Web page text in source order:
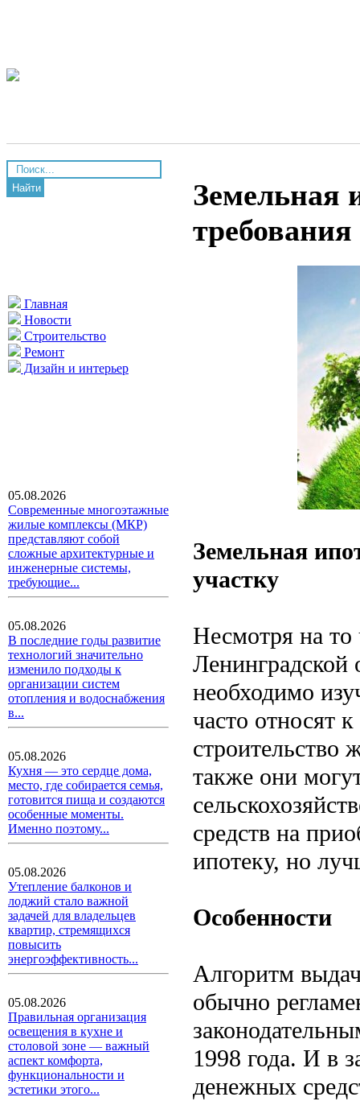
Найти
Главная
Новости
Строительство
Ремонт
Дизайн и интерьер
05.08.2026
Современные многоэтажные
жилые комплексы (МКР)
представляют собой
сложные архитектурные и
инженерные системы,
требующие...
05.08.2026
В последние годы развитие
технологий значительно
изменило подходы к
организации систем
отопления и водоснабжения
в...
05.08.2026
Кухня — это сердце дома,
место, где собирается семья,
готовится пища и создаются
особенные моменты.
Именно поэтому...
05.08.2026
Утепление балконов и
лоджий стало важной
задачей для владельцев
квартир, стремящихся
повысить
энергоэффективность...
05.08.2026
Правильная организация
освещения в кухне и
столовой зоне — важный
аспект комфорта,
функциональности и
эстетики этого...
Земельная
Земельная
участку
Несмотря на
Ленинградской
необходимо
часто относят
также они
средств на
ипотеку, но
Особенности
Алгоритм
обычно
1998 года. И в
денежных